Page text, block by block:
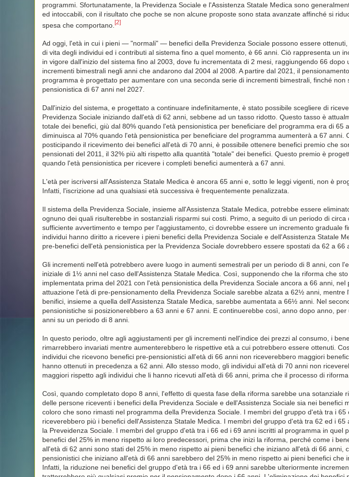
programmi. Sfortunatamente, la Previdenza Sociale e l'Assistenza Statale Medica sono
ed intoccabili, con il risultato che poche se non alcune proposte sono stata avanzate affinché si
spesa che comportano. [2]
Ad oggi, l'età in cui i pieni — "normali" — benefici della Previdenza Sociale possono essere
di vita degli individui ed i contributi al sistema fino a quel momento, è 66 anni. Ciò rappresenta un
in vigore dall'inizio del sistema fino al 2003, dove fu incrementata di 2 mesi, raggiungendo 66 dopo
incrementi bimestrali negli anni che andarono dal 2004 al 2008. A partire dal 2021, il
programma è progettato per aumentare con una seconda serie di incrementi bimestrali, finché non
pensionistica di 67 anni nel 2027.
Dall'inizio del sistema, e progettato a continuare indefinitamente, è stato possibile scegliere di
Previdenza Sociale iniziando dall'età di 62 anni, sebbene ad un tasso ridotto. Questo tasso è
totale dei benefici, giù dal 80% quando l'età pensionistica per beneficiare del programma era di 65
diminuisca al 70% quando l'età pensionistica per beneficiare del programma aumenterà a 67 anni.
posticipando il ricevimento dei benefici all'età di 70 anni, è possibile ottenere benefici premio che
pensionati del 2011, il 32% più alti rispetto alla quantità "totale" dei benefici. Questo premio è
quando l'età pensionistica per ricevere i completi benefici aumenterà a 67 anni.
L'età per iscriversi all'Assistenza Statale Medica è ancora 65 anni e, sotto le leggi vigenti, non è
Infatti, l'iscrizione ad una qualsiasi età successiva è frequentemente penalizzata.
Il sistema della Previdenza Sociale, insieme all'Assistenza Statale Medica, potrebbe essere
ognuno dei quali risulterebbe in sostanziali risparmi sui costi. Primo, a seguito di un periodo di
sufficiente avvertimento e tempo per l'aggiustamento, ci dovrebbe essere un incremento graduale
individui hanno diritto a ricevere i pieni benefici della Previdenza Sociale e dell'Assistenza Statale
pre-benefici dell'età pensionistica per la Previdenza Sociale dovrebbero essere spostati da 62 a 66
Gli incrementi nell'età potrebbero avere luogo in aumenti semestrali per un periodo di 8 anni, con
iniziale di 1½ anni nel caso dell'Assistenza Statale Medica. Così, supponendo che la riforma che
implementata prima del 2021 con l'età pensionistica della Previdenza Sociale ancora a 66 anni, nel
attuazione l'età di pre-pensionamento della Previdenza Sociale sarebbe alzata a 62½ anni, mentre
benifici, insieme a quella dell'Assistenza Statale Medica, sarebbe aumentata a 66½ anni. Nel
pensionistiche si posizionerebbero a 63 anni e 67 anni. E continuerebbe così, anno dopo anno,
anni su un periodo di 8 anni.
In questo periodo, oltre agli aggiustamenti per gli incrementi nell'indice dei prezzi al consumo, i
rimarrebbero invariati mentre aumenterebbero le rispettive età a cui potrebbero essere ottenuti.
individui che ricevono benefici pre-pensionistici all'età di 66 anni non riceverebbero maggiori
hanno ottenuti in precedenza a 62 anni. Allo stesso modo, gli individui all'età di 70 anni non
maggiori rispetto agli individui che li hanno ricevuti all'età di 66 anni, prima che il processo di
Così, quando completato dopo 8 anni, l'effetto di questa fase della riforma sarebbe una sotanziale
delle persone riceventi i benefici della Previdenza Sociale e dell'Assistenza Sociale sia nei benefici
coloro che sono rimasti nel programma della Previdenza Sociale. I membri del gruppo d'età tra i 65
riceverebbero più i benefici dell'Assistenza Statale Medica. I membri del gruppo d'età tra 62 ed i 65
la Preveidenza Sociale. I membri del gruppo d'età tra i 66 ed i 69 anni iscritti al programma in quel
benefici del 25% in meno rispetto ai loro predecessori, prima che inizi la riforma, perché come i
all'età di 62 anni sono stati del 25% in meno rispetto ai pieni benefici che iniziano all'età di 66 anni,
pensionistici che iniziano all'età di 66 anni sarebbero del 25% in meno rispetto ai pieni benefici che
Infatti, la riduzione nei benefici del gruppo d'età tra i 66 ed i 69 anni sarebbe ulteriormente